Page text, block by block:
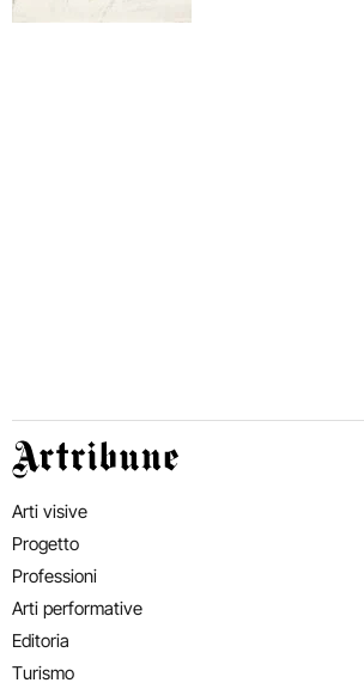
Artribune
Arti visive
Progetto
Professioni
Arti performative
Editoria
Turismo